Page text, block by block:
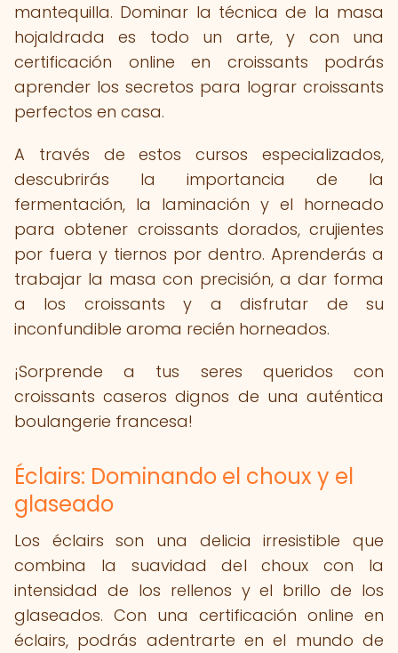
mantequilla. Dominar la técnica de la masa
hojaldrada es todo un arte, y con una
certificación online en croissants podrás
aprender los secretos para lograr croissants
perfectos en casa.
A través de estos cursos especializados,
descubrirás la importancia de la
fermentación, la laminación y el horneado
para obtener croissants dorados, crujientes
por fuera y tiernos por dentro. Aprenderás a
trabajar la masa con precisión, a dar forma
a los croissants y a disfrutar de su
inconfundible aroma recién horneados.
¡Sorprende a tus seres queridos con
croissants caseros dignos de una auténtica
boulangerie francesa!
Éclairs: Dominando el choux y el
glaseado
Los éclairs son una delicia irresistible que
combina la suavidad del choux con la
intensidad de los rellenos y el brillo de los
glaseados. Con una certificación online en
éclairs, podrás adentrarte en el mundo de